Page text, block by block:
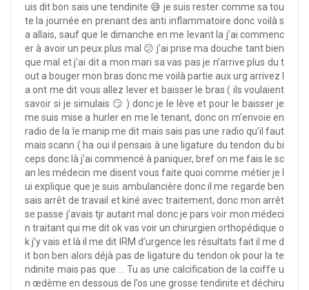
uis dit bon sais une tendinite 😅 je suis rester comme sa tou
te la journée en prenant des anti inflammatoire donc voilà s
a allais, sauf que le dimanche en me levant la j’ai commenc
er à avoir un peux plus mal 😕 j’ai prise ma douche tant bien
que mal et j’ai dit a mon mari sa vas pas je n’arrive plus du t
out a bouger mon bras donc me voilà partie aux urg arrivez l
a ont me dit vous allez lever et baisser le bras ( ils voulaient
savoir si je simulais 😏 ) donc je le lève et pour le baisser je
me suis mise a hurler en me le tenant, donc on m’envoie en
radio de la le manip me dit mais sais pas une radio qu’il faut
mais scann ( ha oui il pensais à une ligature du tendon du bi
ceps donc là j’ai commencé à paniquer, bref on me fais le sc
an les médecin me disent vous faite quoi comme métier je l
ui explique que je suis ambulancière donc il me regarde ben
sais arrêt de travail et kiné avec traitement, donc mon arrêt
se passe j’avais tjr autant mal donc je pars voir mon médeci
n traitant qui me dit ok vas voir un chirurgien orthopédique o
k j’y vais et là il me dit IRM d’urgence les résultats fait il me d
it bon ben alors déjà pas de ligature du tendon ok pour la te
ndinite mais pas que … Tu as une calcification de la coiffe u
n œdème en dessous de l’os une grosse tendinite et déchiru